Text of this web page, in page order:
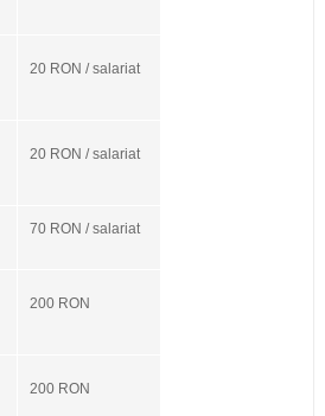
20 RON / salariat
20 RON / salariat
70 RON / salariat
200 RON
200 RON